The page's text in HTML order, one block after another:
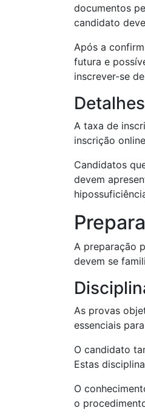
documentos
candidato
Após a
futura e
inscrever-se
A taxa de
inscrição
Candidatos
devem
A preparação
devem se
As provas
essenciais
O candidato
Estas
O
o